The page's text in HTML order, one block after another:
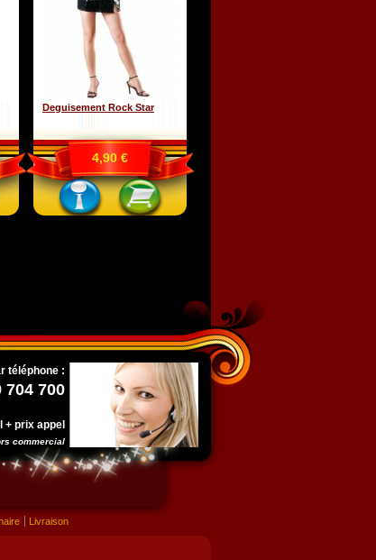
Deguisement Rock Star
4,90 €
téléphone :
704 700
+ prix appel
commercial
Livraison